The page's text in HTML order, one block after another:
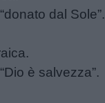
dal Sole”.
è salvezza”.